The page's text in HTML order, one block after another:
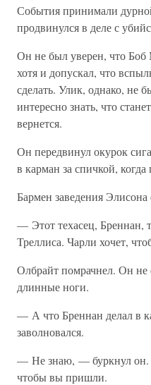
События принимали
продвинулся в деле с
Он не был уверен, что Боб
хотя и допускал, что
сделать. Улик, однако, не
интересно знать, что
вернется.
Он передвинул окурок
в карман за спичкой,
Бармен заведения Элисона
— Этот техасец, Бреннан,
Треллиса. Чарли хочет,
Олбрайт помрачнел. Он не
длинные ноги.
— А что Бреннан делал в
заволновался.
— Не знаю, — буркнул он.
чтобы вы пришли.